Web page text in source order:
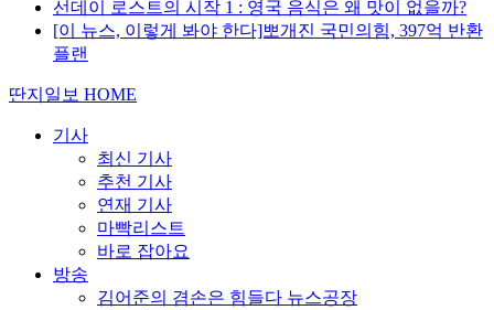
선데이 로스트의 시작 1 : 영국 음식은 왜 맛이 없을까?
[이 뉴스, 이렇게 봐야 한다]뽀개진 국민의힘, 397억 반환
플랜
딴지일보 HOME
기사
최신 기사
추천 기사
연재 기사
마빡리스트
바로 잡아요
방송
김어준의 겸손은 힘들다 뉴스공장